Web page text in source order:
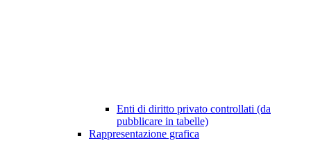
Enti di diritto privato controllati (da
pubblicare in tabelle)
Rappresentazione grafica